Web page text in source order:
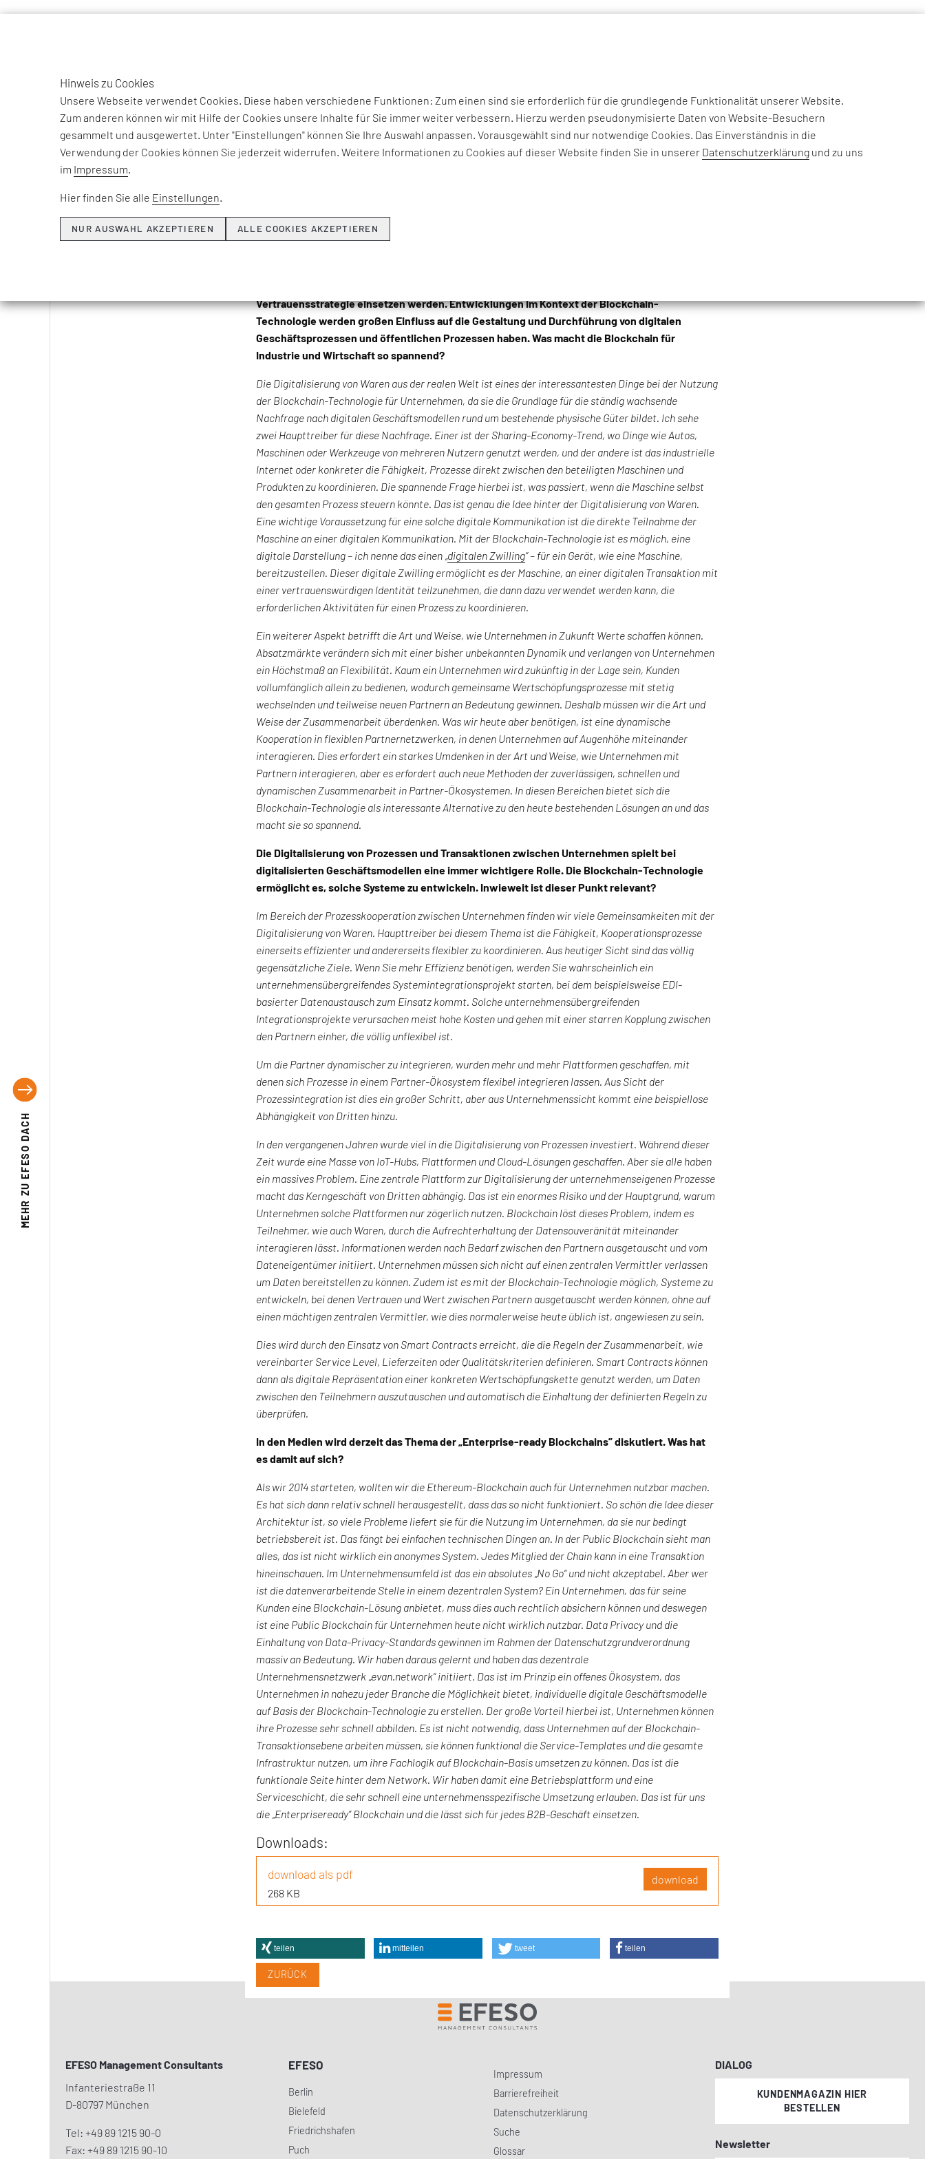
MEHR ZU
EFESO DACH
WANN BRAUCHE ICH EINE BLOCKCHAIN
FÜR MEIN GESCHÄFT UND WARUM?
PLATTFORM.
Vertrauensstrategie einsetzen werden. Entwicklungen im Kontext der Blockchain-
Technologie werden großen Einfluss auf die Gestaltung und Durchführung von digitalen
Geschäftsprozessen und öffentlichen Prozessen haben. Was macht die Blockchain für
Industrie und Wirtschaft so spannend?
Die Digitalisierung von Waren aus der realen Welt ist eines der interessantesten Dinge bei der Nutzung
der Blockchain-Technologie für Unternehmen, da sie die Grundlage für die ständig wachsende
Nachfrage nach digitalen Geschäftsmodellen rund um bestehende physische Güter bildet. Ich sehe
zwei Haupttreiber für diese Nachfrage. Einer ist der Sharing-Economy-Trend, wo Dinge wie Autos,
Maschinen oder Werkzeuge von mehreren Nutzern genutzt werden, und der andere ist das industrielle
Internet oder konkreter die Fähigkeit, Prozesse direkt zwischen den beteiligten Maschinen und
Produkten zu koordinieren. Die spannende Frage hierbei ist, was passiert, wenn die Maschine selbst
den gesamten Prozess steuern könnte. Das ist genau die Idee hinter der Digitalisierung von Waren.
Eine wichtige Voraussetzung für eine solche digitale Kommunikation ist die direkte Teilnahme der
Maschine an einer digitalen Kommunikation. Mit der Blockchain-Technologie ist es möglich, eine
digitale Darstellung – ich nenne das einen „digitalen Zwilling” – für ein Gerät, wie eine Maschine,
bereitzustellen. Dieser digitale Zwilling ermöglicht es der Maschine, an einer digitalen Transaktion mit
einer vertrauenswürdigen Identität teilzunehmen, die dann dazu verwendet werden kann, die
erforderlichen Aktivitäten für einen Prozess zu koordinieren.
Ein weiterer Aspekt betrifft die Art und Weise, wie Unternehmen in Zukunft Werte schaffen können.
Absatzmärkte verändern sich mit einer bisher unbekannten Dynamik und verlangen von Unternehmen
ein Höchstmaß an Flexibilität. Kaum ein Unternehmen wird zukünftig in der Lage sein, Kunden
vollumfänglich allein zu bedienen, wodurch gemeinsame Wertschöpfungsprozesse mit stetig
wechselnden und teilweise neuen Partnern an Bedeutung gewinnen. Deshalb müssen wir die Art und
Weise der Zusammenarbeit überdenken. Was wir heute aber benötigen, ist eine dynamische
Kooperation in flexiblen Partnernetzwerken, in denen Unternehmen auf Augenhöhe miteinander
interagieren. Dies erfordert ein starkes Umdenken in der Art und Weise, wie Unternehmen mit
Partnern interagieren, aber es erfordert auch neue Methoden der zuverlässigen, schnellen und
dynamischen Zusammenarbeit in Partner-Ökosystemen. In diesen Bereichen bietet sich die
Blockchain-Technologie als interessante Alternative zu den heute bestehenden Lösungen an und das
macht sie so spannend.
Die Digitalisierung von Prozessen und Transaktionen zwischen Unternehmen spielt bei
digitalisierten Geschäftsmodellen eine immer wichtigere Rolle. Die Blockchain-Technologie
ermöglicht es, solche Systeme zu entwickeln. Inwieweit ist dieser Punkt relevant?
Im Bereich der Prozesskooperation zwischen Unternehmen finden wir viele Gemeinsamkeiten mit der
Digitalisierung von Waren. Haupttreiber bei diesem Thema ist die Fähigkeit, Kooperationsprozesse
einerseits effizienter und andererseits flexibler zu koordinieren. Aus heutiger Sicht sind das völlig
gegensätzliche Ziele. Wenn Sie mehr Effizienz benötigen, werden Sie wahrscheinlich ein
unternehmensübergreifendes Systemintegrationsprojekt starten, bei dem beispielsweise EDI-
basierter Datenaustausch zum Einsatz kommt. Solche unternehmensübergreifenden
Integrationsprojekte verursachen meist hohe Kosten und gehen mit einer starren Kopplung zwischen
den Partnern einher, die völlig unflexibel ist.
Um die Partner dynamischer zu integrieren, wurden mehr und mehr Plattformen geschaffen, mit
denen sich Prozesse in einem Partner-Ökosystem flexibel integrieren lassen. Aus Sicht der
Prozessintegration ist dies ein großer Schritt, aber aus Unternehmenssicht kommt eine beispiellose
Abhängigkeit von Dritten hinzu.
In den vergangenen Jahren wurde viel in die Digitalisierung von Prozessen investiert. Während dieser
Zeit wurde eine Masse von IoT-Hubs, Plattformen und Cloud-Lösungen geschaffen. Aber sie alle haben
ein massives Problem. Eine zentrale Plattform zur Digitalisierung der unternehmenseigenen Prozesse
macht das Kerngeschäft von Dritten abhängig. Das ist ein enormes Risiko und der Hauptgrund, warum
Unternehmen solche Plattformen nur zögerlich nutzen. Blockchain löst dieses Problem, indem es
Teilnehmer, wie auch Waren, durch die Aufrechterhaltung der Datensouveränität miteinander
interagieren lässt. Informationen werden nach Bedarf zwischen den Partnern ausgetauscht und vom
Dateneigentümer initiiert. Unternehmen müssen sich nicht auf einen zentralen Vermittler verlassen
um Daten bereitstellen zu können. Zudem ist es mit der Blockchain-Technologie möglich, Systeme zu
entwickeln, bei denen Vertrauen und Wert zwischen Partnern ausgetauscht werden können, ohne auf
einen mächtigen zentralen Vermittler, wie dies normalerweise heute üblich ist, angewiesen zu sein.
Dies wird durch den Einsatz von Smart Contracts erreicht, die die Regeln der Zusammenarbeit, wie
vereinbarter Service Level, Lieferzeiten oder Qualitätskriterien definieren. Smart Contracts können
dann als digitale Repräsentation einer konkreten Wertschöpfungskette genutzt werden, um Daten
zwischen den Teilnehmern auszutauschen und automatisch die Einhaltung der definierten Regeln zu
überprüfen.
In den Medien wird derzeit das Thema der „Enterprise-ready Blockchains” diskutiert. Was hat
es damit auf sich?
Als wir 2014 starteten, wollten wir die Ethereum-Blockchain auch für Unternehmen nutzbar machen.
Es hat sich dann relativ schnell herausgestellt, dass das so nicht funktioniert. So schön die Idee dieser
Architektur ist, so viele Probleme liefert sie für die Nutzung im Unternehmen, da sie nur bedingt
betriebsbereit ist. Das fängt bei einfachen technischen Dingen an. In der Public Blockchain sieht man
alles, das ist nicht wirklich ein anonymes System. Jedes Mitglied der Chain kann in eine Transaktion
hineinschauen. Im Unternehmensumfeld ist das ein absolutes „No Go“ und nicht akzeptabel. Aber wer
ist die datenverarbeitende Stelle in einem dezentralen System? Ein Unternehmen, das für seine
Kunden eine Blockchain-Lösung anbietet, muss dies auch rechtlich absichern können und deswegen
ist eine Public Blockchain für Unternehmen heute nicht wirklich nutzbar. Data Privacy und die
Einhaltung von Data-Privacy-Standards gewinnen im Rahmen der Datenschutzgrundverordnung
massiv an Bedeutung. Wir haben daraus gelernt und haben das dezentrale
Unternehmensnetzwerk „evan.network“ initiiert. Das ist im Prinzip ein offenes Ökosystem, das
Unternehmen in nahezu jeder Branche die Möglichkeit bietet, individuelle digitale Geschäftsmodelle
auf Basis der Blockchain-Technologie zu erstellen. Der große Vorteil hierbei ist, Unternehmen können
ihre Prozesse sehr schnell abbilden. Es ist nicht notwendig, dass Unternehmen auf der Blockchain-
Transaktionsebene arbeiten müssen, sie können funktional die Service-Templates und die gesamte
Infrastruktur nutzen, um ihre Fachlogik auf Blockchain-Basis umsetzen zu können. Das ist die
funktionale Seite hinter dem Network. Wir haben damit eine Betriebsplattform und eine
Serviceschicht, die sehr schnell eine unternehmensspezifische Umsetzung erlauben. Das ist für uns
die „Enterpriseready” Blockchain und die lässt sich für jedes B2B-Geschäft einsetzen.
Downloads:
download als pdf
268 KB
download
teilen mitteilen tweet teilen
ZURÜCK
EFESO Management Consultants
Infanteriestraße 11
D-80797 München
Tel: +49 89 1215 90-0
Fax: +49 89 1215 90-10
EFESO
Berlin
Bielefeld
Friedrichshafen
Puch
Impressum
Barrierefreiheit
Datenschutzerklärung
Suche
Glossar
DIALOG
KUNDENMAGAZIN HIER
BESTELLEN
Newsletter
Hinweis zu Cookies
Unsere Webseite verwendet Cookies. Diese haben verschiedene Funktionen: Zum einen sind sie erforderlich für die grundlegende Funktionalität unserer Website.
Zum anderen können wir mit Hilfe der Cookies unsere Inhalte für Sie immer weiter verbessern. Hierzu werden pseudonymisierte Daten von Website-Besuchern
gesammelt und ausgewertet. Unter "Einstellungen" können Sie Ihre Auswahl anpassen. Vorausgewählt sind nur notwendige Cookies. Das Einverständnis in die
Verwendung der Cookies können Sie jederzeit widerrufen. Weitere Informationen zu Cookies auf dieser Website finden Sie in unserer Datenschutzerklärung und zu uns
im Impressum.
Hier finden Sie alle Einstellungen.
NUR AUSWAHL AKZEPTIEREN ALLE COOKIES AKZEPTIEREN